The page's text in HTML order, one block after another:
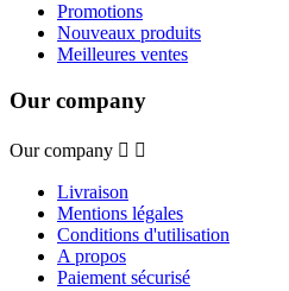
Promotions
Nouveaux produits
Meilleures ventes
Our company
Our company  
Livraison
Mentions légales
Conditions d'utilisation
A propos
Paiement sécurisé